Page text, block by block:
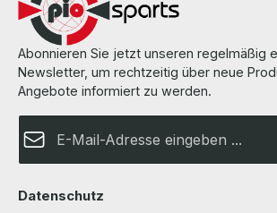
Abonnieren Sie jetzt unseren regelmäßig
Newsletter, um rechtzeitig über neue
Angebote informiert zu werden.
Datenschutz